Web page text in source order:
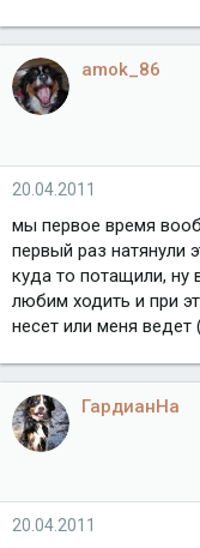
amok_86
20.04.2011
мы первое время
первый раз натянули
куда то потащили, ну
любим ходить и при
несет или меня ведет
ГардианНа
20.04.2011